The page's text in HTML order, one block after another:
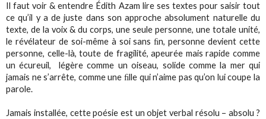
Il faut voir & entendre Édith Azam lire ses textes pour saisir tout
ce qu’il y a de juste dans son approche absolument naturelle du
texte, de la voix & du corps, une seule personne, une totale unité,
le révélateur de soi-même à soi sans ﬁn, personne devient cette
personne, celle-là, toute de fragilité, apeurée mais rapide comme
un écureuil, légère comme un oiseau, solide comme la mer qui
jamais ne s’arrête, comme une ﬁlle qui n’aime pas qu’on lui coupe la
parole.
Jamais installée, cette poésie est un objet verbal résolu – absolu ?